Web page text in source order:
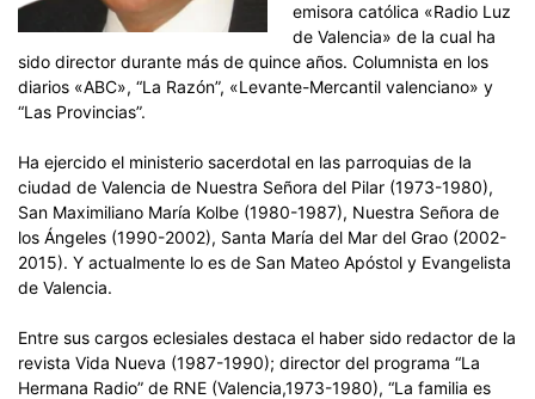
emisora católica «Radio Luz
de Valencia» de la cual ha
sido director durante más de quince años. Columnista en los
diarios «ABC», “La Razón”, «Levante-Mercantil valenciano» y
“Las Provincias”.
Ha ejercido el ministerio sacerdotal en las parroquias de la
ciudad de Valencia de Nuestra Señora del Pilar (1973-1980),
San Maximiliano María Kolbe (1980-1987), Nuestra Señora de
los Ángeles (1990-2002), Santa María del Mar del Grao (2002-
2015). Y actualmente lo es de San Mateo Apóstol y Evangelista
de Valencia.
Entre sus cargos eclesiales destaca el haber sido redactor de la
revista Vida Nueva (1987-1990); director del programa “La
Hermana Radio” de RNE (Valencia,1973-1980), “La familia es